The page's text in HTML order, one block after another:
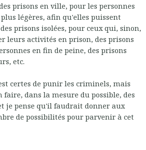
prisons en ville, pour les personnes
légères, afin qu'elles puissent
prisons isolées, pour ceux qui, sinon,
leurs activités en prison, des prisons
en fin de peine, des prisons
etc.
certes de punir les criminels, mais
dans la mesure du possible, des
je pense qu'il faudrait donner aux
de possibilités pour parvenir à cet